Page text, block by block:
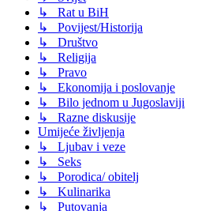
↳ Rat u BiH
↳ Povijest/Historija
↳ Društvo
↳ Religija
↳ Pravo
↳ Ekonomija i poslovanje
↳ Bilo jednom u Jugoslaviji
↳ Razne diskusije
Umijeće življenja
↳ Ljubav i veze
↳ Seks
↳ Porodica/ obitelj
↳ Kulinarika
↳ Putovanja